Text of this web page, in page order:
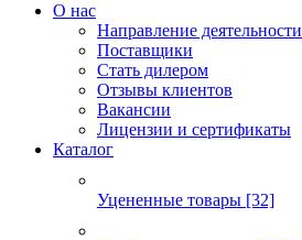
О нас
Направление деятельности
Поставщики
Стать дилером
Отзывы клиентов
Вакансии
Лицензии и сертификаты
Каталог
Уцененные товары [32]